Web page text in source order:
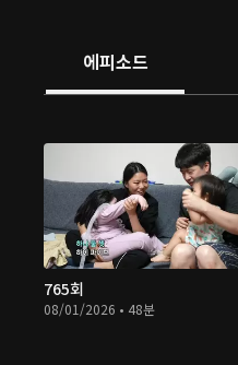
에피소드
765회
08/01/2026 • 48분